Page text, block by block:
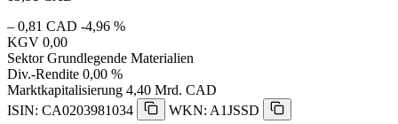
– 0,81 CAD -4,96 %
KGV 0,00
Sektor Grundlegende Materialien
Div.-Rendite 0,00 %
Marktkapitalisierung 4,40 Mrd. CAD
ISIN: CA0203981034
WKN: A1JSSD